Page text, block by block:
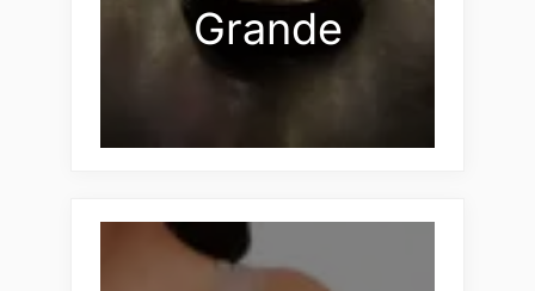
Grande